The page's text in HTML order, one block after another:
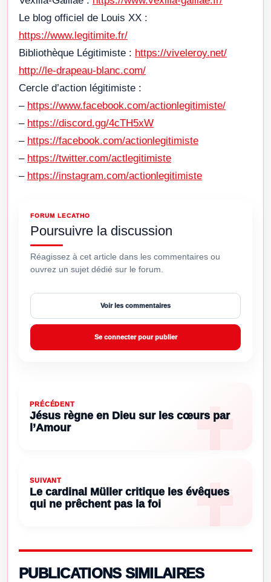
Le blog officiel de Louis XX :
https://www.legitimite.fr/
Bibliothèque Légitimiste : https://viveleroy.net/
http://le-drapeau-blanc.com/
Cercle d’action légitimiste :
– https://www.facebook.com/actionlegitimiste/
– https://discord.gg/4cTH5xW
– https://facebook.com/actionlegitimiste
– https://twitter.com/actlegitimiste
– https://instagram.com/actionlegitimiste
FORUM LECATHO
Poursuivre la discussion
Réagissez à cet article dans les commentaires ou
ouvrez un sujet dédié sur le forum.
Voir les commentaires
Se connecter pour publier
PRÉCÉDENT
Jésus règne en Dieu sur les cœurs par
l’Amour
SUIVANT
Le cardinal Müller critique les évêques
qui ne prêchent pas la foi
PUBLICATIONS SIMILAIRES